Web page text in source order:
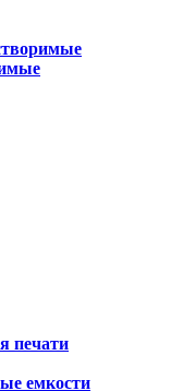
печати
емкости